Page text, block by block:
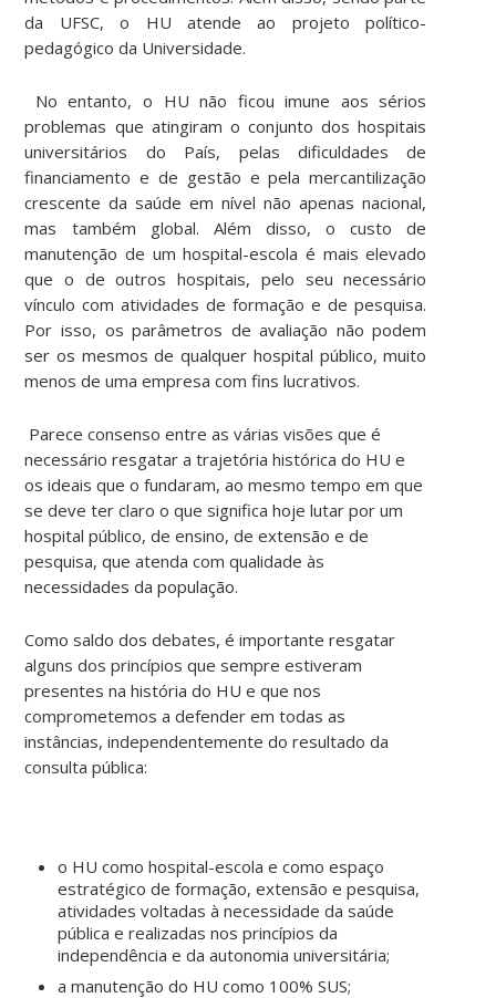
da UFSC, o HU atende ao projeto político-
pedagógico da Universidade.
No entanto, o HU não ficou imune aos sérios
problemas que atingiram o conjunto dos hospitais
universitários do País, pelas dificuldades de
financiamento e de gestão e pela mercantilização
crescente da saúde em nível não apenas nacional,
mas também global. Além disso, o custo de
manutenção de um hospital-escola é mais elevado
que o de outros hospitais, pelo seu necessário
vínculo com atividades de formação e de pesquisa.
Por isso, os parâmetros de avaliação não podem
ser os mesmos de qualquer hospital público, muito
menos de uma empresa com fins lucrativos.
Parece consenso entre as várias visões que é
necessário resgatar a trajetória histórica do HU e
os ideais que o fundaram, ao mesmo tempo em que
se deve ter claro o que significa hoje lutar por um
hospital público, de ensino, de extensão e de
pesquisa, que atenda com qualidade às
necessidades da população.
Como saldo dos debates, é importante resgatar
alguns dos princípios que sempre estiveram
presentes na história do HU e que nos
comprometemos a defender em todas as
instâncias, independentemente do resultado da
consulta pública:
o HU como hospital-escola e como espaço
estratégico de formação, extensão e pesquisa,
atividades voltadas à necessidade da saúde
pública e realizadas nos princípios da
independência e da autonomia universitária;
a manutenção do HU como 100% SUS;